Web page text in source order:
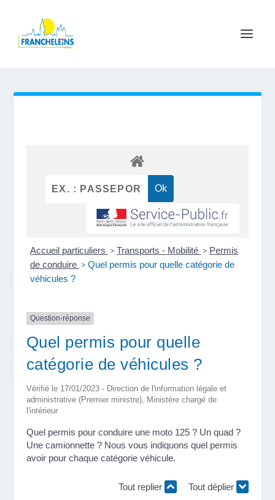
Accueil particuliers > Transports - Mobilité > Permis
de conduire > Quel permis pour quelle catégorie de
véhicules ?
Question-réponse
Quel permis pour quelle
catégorie de véhicules ?
Vérifié le 17/01/2023 - Direction de l'information légale et
administrative (Premier ministre), Ministère chargé de
l'intérieur
Quel permis pour conduire une moto 125 ? Un quad ?
Une camionnette ? Nous vous indiquons quel permis
avoir pour chaque catégorie véhicule.
Tout replier Tout déplier